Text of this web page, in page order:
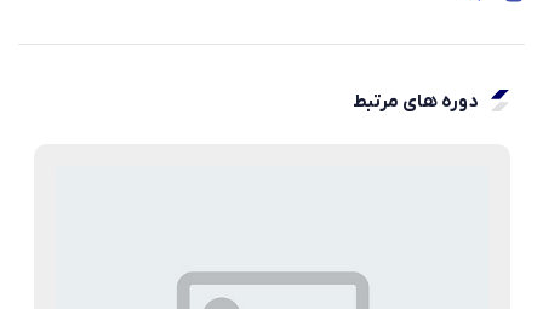
دوره های مرتبط